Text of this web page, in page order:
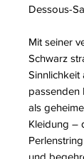
Dessous-
Mit seiner
Schwarz
Sinnlichkeit
passenden
als
Kleidung –